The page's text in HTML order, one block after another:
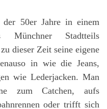
der 50er Jahre in einem
Münchner Stadtteils
dieser Zeit seine eigene
in wie die Jeans,
wie Lederjacken. Man
zum Catchen, aufs
oder trifft sich